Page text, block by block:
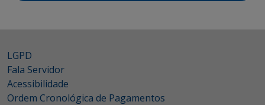
LGPD
Fala Servidor
Acessibilidade
Ordem Cronológica de Pagamentos